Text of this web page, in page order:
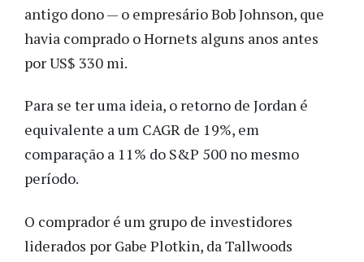
antigo dono — o empresário Bob Johnson, que
havia comprado o Hornets alguns anos antes
por US$ 330 mi.
Para se ter uma ideia, o retorno de Jordan é
equivalente a um CAGR de 19%, em
comparação a 11% do S&P 500 no mesmo
período.
O comprador é um grupo de investidores
liderados por Gabe Plotkin, da Tallwoods